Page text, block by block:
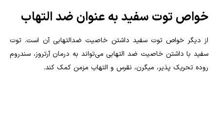
خواص توت سفید به عنوان ضد التهاب
از دیگر خواص توت سفید داشتن خاصیت ضدالتهابی آن است. توت
سفید با داشتن خاصیت ضد التهابی می‌تواند به درمان آرتروز، سندروم
روده تحریک پذیر، میگرن، نقرس و التهاب مزمن کمک کند.